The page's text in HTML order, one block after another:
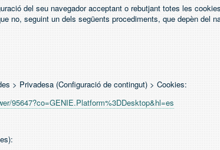
del seu navegador acceptant o rebutjant totes les
no, seguint un dels següents procediments, que depèn del
> Privadesa (Configuració de contingut) > Cookies:
95647?co=GENIE.Platform%3DDesktop&hl=es